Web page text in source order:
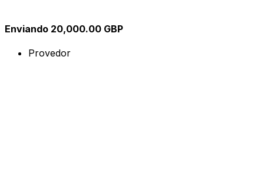
Enviando 20,000.00 GBP
Provedor